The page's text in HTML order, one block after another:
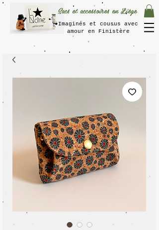
Imaginés et cousus avec
amour en Finistère
Sacs et accessoires en Liège